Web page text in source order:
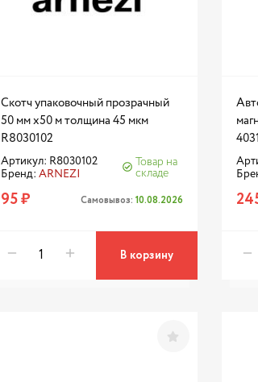
Скотч упаковочный прозрачный
50 мм x50 м толщина 45 мкм
R8030102
Артикул: R8030102
Бренд: ARNEZI
Товар на
складе
95 ₽ Самовывоз: 10.08.2026
В корзину